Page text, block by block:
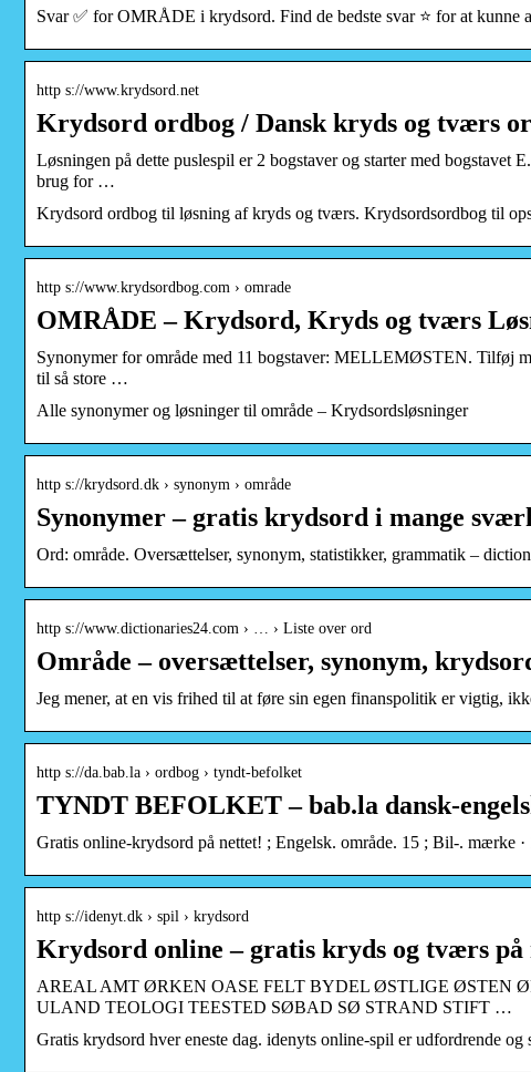
Svar ✅ for OMRÅDE i krydsord. Find de bedste svar ⭐ for at kunne
http s://www.krydsord.net
Krydsord ordbog / Dansk kryds og tværs
Løsningen på dette puslespil er 2 bogstaver og starter med
brug for …
Krydsord ordbog til løsning af kryds og tværs. Krydsordsordbog til
http s://www.krydsordbog.com › omrade
OMRÅDE – Krydsord, Kryds og tværs
Synonymer for område med 11 bogstaver: MELLEMØSTEN. Tilføj
til så store …
Alle synonymer og løsninger til område – Krydsordsløsninger
http s://krydsord.dk › synonym › område
Synonymer – gratis krydsord i mange
Ord: område. Oversættelser, synonym, statistikker, grammatik –
http s://www.dictionaries24.com › … › Liste over ord
Område – oversættelser, synonym,
Jeg mener, at en vis frihed til at føre sin egen finanspolitik er vigtig,
http s://da.bab.la › ordbog › tyndt-befolket
TYNDT BEFOLKET – bab.la dansk-
Gratis online-krydsord på nettet! ; Engelsk. område. 15 ; Bil-. mærke
http s://idenyt.dk › spil › krydsord
Krydsord online – gratis kryds og tværs på
AREAL AMT ØRKEN OASE FELT BYDEL ØSTLIGE
ULAND TEOLOGI TEESTED SØBAD SØ STRAND STIFT …
Gratis krydsord hver eneste dag. idenyts online-spil er udfordrende